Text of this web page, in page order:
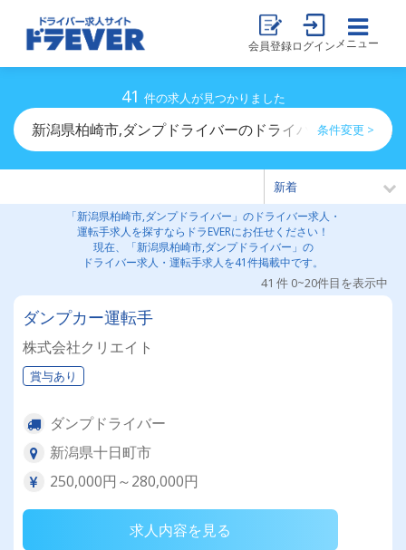
会員登録ログイン メニュー
41 件の求人が見つかりました
新潟県柏崎市,ダンプドライバーのドライバー求人・運転
条件変更 >
「新潟県柏崎市,ダンプドライバー」のドライバー求人・
運転手求人を探すならドラEVERにお任せください！
現在、「新潟県柏崎市,ダンプドライバー」の
ドライバー求人・運転手求人を41件掲載中です。
41 件 0~20件目を表示中
ダンプカー運転手
株式会社クリエイト
賞与あり
ダンプドライバー
新潟県十日町市
250,000円～280,000円
求人内容を見る